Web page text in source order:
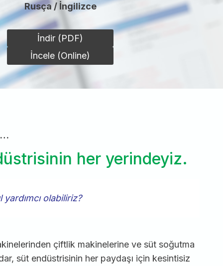
Rusça / İngilizce
İndir (PDF)
İncele (Online)
her yerindeyiz.
yardımcı olabiliriz?
çiftlik makinelerine ve süt soğutma
süt endüstrisinin her paydaşı için kesintisiz